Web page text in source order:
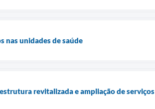
nas unidades de saúde
revitalizada e ampliação de serviços